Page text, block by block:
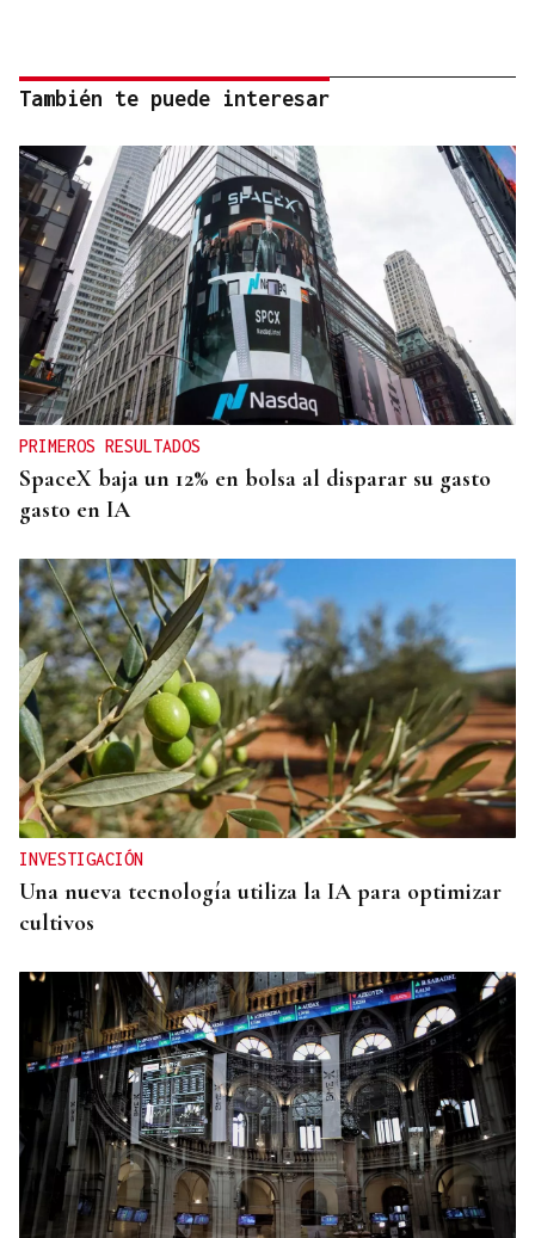
También te puede interesar
PRIMEROS RESULTADOS
SpaceX baja un 12% en bolsa al disparar su gasto
gasto en IA
INVESTIGACIÓN
Una nueva tecnología utiliza la IA para optimizar
cultivos